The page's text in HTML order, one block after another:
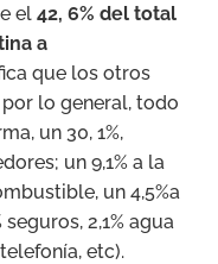
el 42, 6% del total
a
que los otros
lo general, todo
un 30, 1%,
un 9,1% a la
un 4,5%a
2,1% agua
etc).